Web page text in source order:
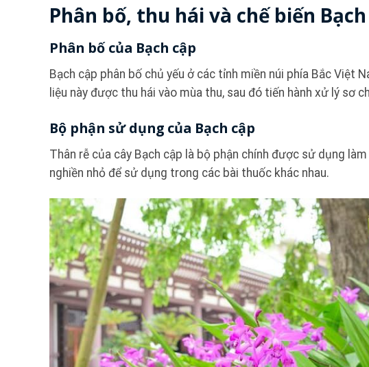
Phân bố, thu hái và chế biến
Phân bố của Bạch cập
Bạch cập phân bố chủ yếu ở các tỉnh miền núi phía Bắc Việt
liệu này được thu hái vào mùa thu, sau đó tiến hành xử lý sơ
Bộ phận sử dụng của Bạch cập
Thân rễ của cây Bạch cập là bộ phận chính được sử dụng
nghiền nhỏ để sử dụng trong các bài thuốc khác nhau.